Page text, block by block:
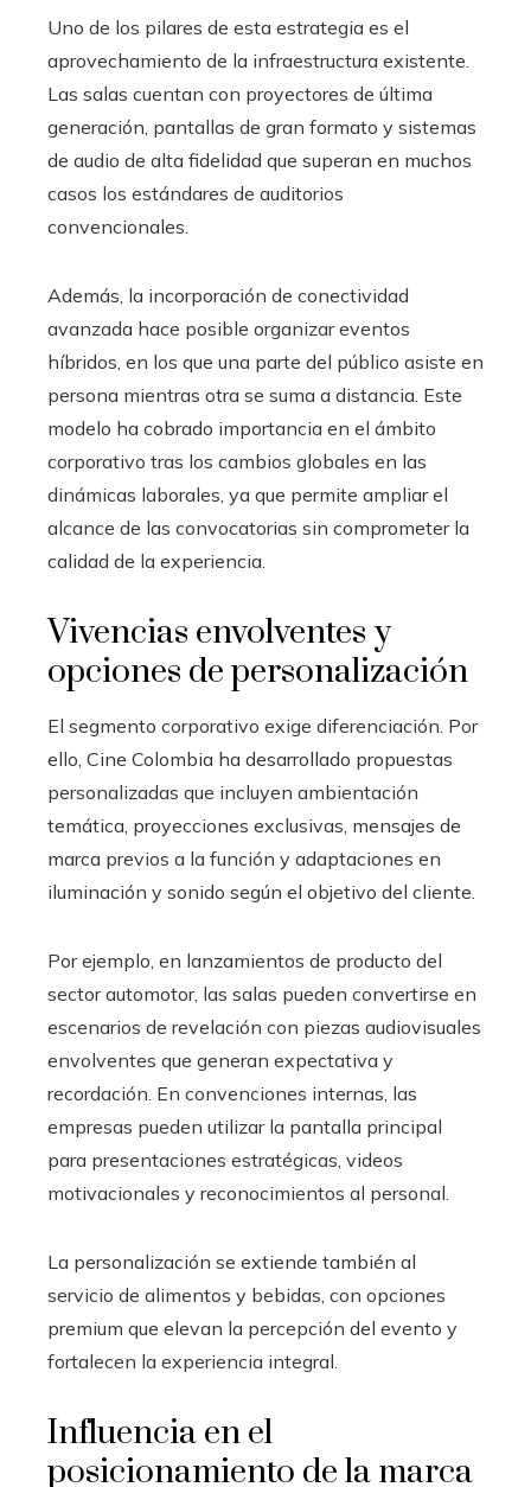
Uno de los pilares de esta estrategia es el
aprovechamiento de la infraestructura existente.
Las salas cuentan con proyectores de última
generación, pantallas de gran formato y sistemas
de audio de alta fidelidad que superan en muchos
casos los estándares de auditorios
convencionales.
Además, la incorporación de conectividad
avanzada hace posible organizar eventos
híbridos, en los que una parte del público asiste en
persona mientras otra se suma a distancia. Este
modelo ha cobrado importancia en el ámbito
corporativo tras los cambios globales en las
dinámicas laborales, ya que permite ampliar el
alcance de las convocatorias sin comprometer la
calidad de la experiencia.
Vivencias envolventes y
opciones de personalización
El segmento corporativo exige diferenciación. Por
ello, Cine Colombia ha desarrollado propuestas
personalizadas que incluyen ambientación
temática, proyecciones exclusivas, mensajes de
marca previos a la función y adaptaciones en
iluminación y sonido según el objetivo del cliente.
Por ejemplo, en lanzamientos de producto del
sector automotor, las salas pueden convertirse en
escenarios de revelación con piezas audiovisuales
envolventes que generan expectativa y
recordación. En convenciones internas, las
empresas pueden utilizar la pantalla principal
para presentaciones estratégicas, videos
motivacionales y reconocimientos al personal.
La personalización se extiende también al
servicio de alimentos y bebidas, con opciones
premium que elevan la percepción del evento y
fortalecen la experiencia integral.
Influencia en el
posicionamiento de la marca